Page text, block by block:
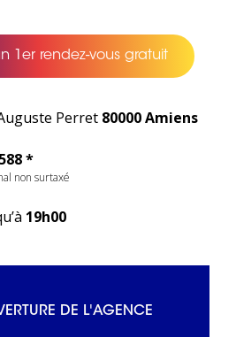
1er rendez-vous gratuit
Perret 80000 Amiens
*
non surtaxé
19h00
DE L'AGENCE